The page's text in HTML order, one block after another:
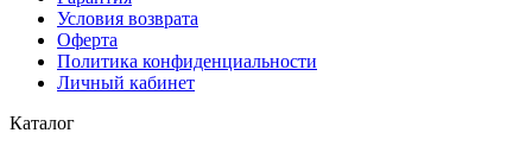
Условия возврата
Оферта
Политика конфиденциальности
Личный кабинет
Каталог